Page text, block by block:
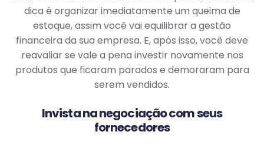
dica é organizar imediatamente um queima de
estoque, assim você vai equilibrar a gestão
financeira da sua empresa. E, após isso, você deve
reavaliar se vale a pena investir novamente nos
produtos que ficaram parados e demoraram para
serem vendidos.
Invista na negociação com seus
fornecedores